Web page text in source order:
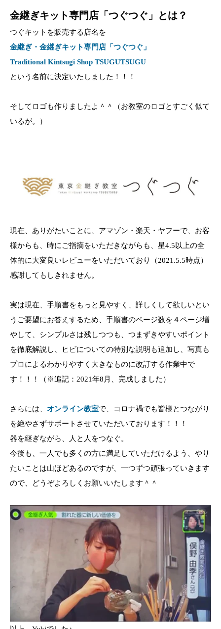
金継ぎキット専門店「つぐつぐ」とは？
つぐキットを販売する店名を
金継ぎ・金継ぎキット専門店「つぐつぐ」
Traditional Kintsugi Shop TSUGUTSUGU
という名前に決定いたしました！！！
そしてロゴも作りましたよ＾＾（お教室のロゴとすごく似て
いるが。）
現在、ありがたいことに、アマゾン・楽天・ヤフーで、お客
様からも、時にご指摘をいただきながらも、星4.5以上の全
体的に大変良いレビューをいただいており（2021.5.5時点）
感謝してもしきれません。
実は現在、手順書をもっと見やすく、詳しくして欲しいとい
うご要望にお答えするため、手順書のページ数を４ページ増
やして、シンプルさは残しつつも、つまずきやすいポイント
を徹底解説し、ヒビについての特別な説明も追加し、写真も
プロによるわかりやすく大きなものに改訂する作業中で
す！！！（※追記：2021年8月、完成しました）
さらには、 オンライン教室で、コロナ禍でも皆様とつながり
を絶やさずサポートさせていただいております！！！
器を継ぎながら、人と人をつなぐ。
今後も、一人でも多くの方に満足していただけるよう、やり
たいことは山ほどあるのですが、一つずつ頑張っていきます
ので、どうぞよろしくお願いいたします＾＾